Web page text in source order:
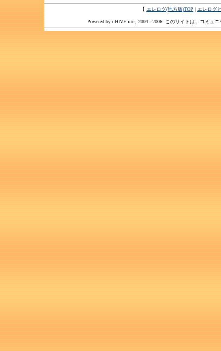
【 エレログ(地方版)TOP | エレログ
Powered by i-HIVE inc., 2004 - 2006. このサイトは、コミュ